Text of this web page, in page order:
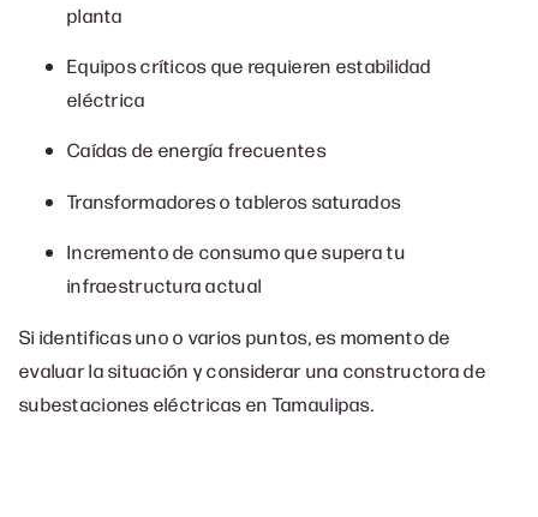
planta
Equipos críticos que requieren estabilidad
eléctrica
Caídas de energía frecuentes
Transformadores o tableros saturados
Incremento de consumo que supera tu
infraestructura actual
Si identificas uno o varios puntos, es momento de
evaluar la situación y considerar una constructora de
subestaciones eléctricas en Tamaulipas.